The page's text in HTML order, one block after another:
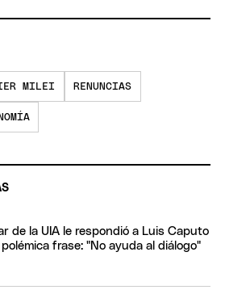
MILEI RENUNCIAS
de la UIA le respondió a Luis Caputo
frase: "No ayuda al diálogo"